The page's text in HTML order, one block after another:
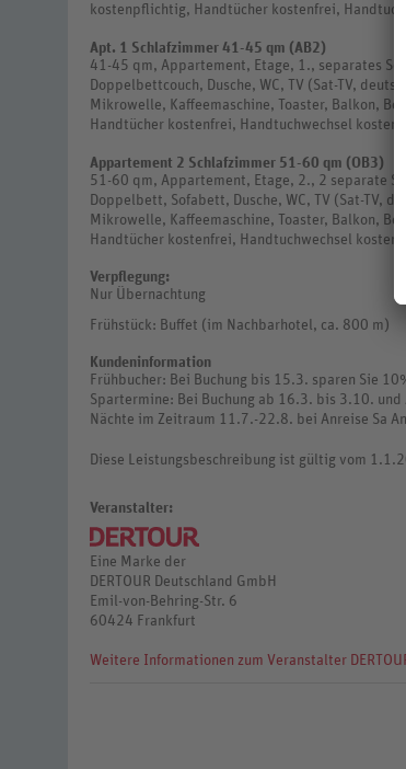
kostenpflichtig, Handtücher kostenfrei,
Apt. 1 Schlafzimmer 41-45 qm (AB2)
41-45 qm, Appartement, Etage, 1., separates
Doppelbettcouch, Dusche, WC, TV (Sat-TV,
Mikrowelle, Kaffeemaschine, Toaster, Balkon,
Handtücher kostenfrei, Handtuchwechsel
Appartement 2 Schlafzimmer 51-60 qm (OB3)
51-60 qm, Appartement, Etage, 2., 2 separate
Doppelbett, Sofabett, Dusche, WC, TV (Sat-TV,
Mikrowelle, Kaffeemaschine, Toaster, Balkon,
Handtücher kostenfrei, Handtuchwechsel
Verpflegung:
Nur Übernachtung
Frühstück: Buffet (im Nachbarhotel, ca. 800 m)
Kundeninformation
Frühbucher: Bei Buchung bis 15.3. sparen Sie
Spartermine: Bei Buchung ab 16.3. bis 3.10.
Nächte im Zeitraum 11.7.-22.8. bei Anreise Sa
Diese Leistungsbeschreibung ist gültig vom
Veranstalter:
Eine Marke der
DERTOUR Deutschland GmbH
Emil-von-Behring-Str. 6
60424 Frankfurt
Weitere Informationen zum Veranstalter